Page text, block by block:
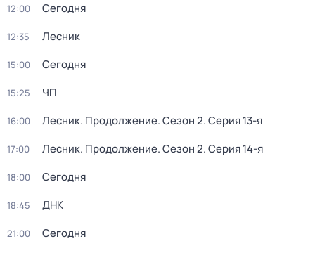
12:00 Сегодня
12:35 Лесник
15:00 Сегодня
15:25 ЧП
16:00 Лесник. Продолжение. Сезон 2. Серия 13-я
17:00 Лесник. Продолжение. Сезон 2. Серия 14-я
18:00 Сегодня
18:45 ДНК
21:00 Сегодня